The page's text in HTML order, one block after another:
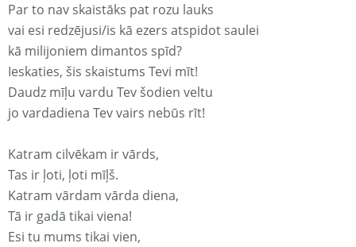
Par to nav skaistāks pat rozu lauks
vai esi redzējusi/is kā ezers atspidot saulei
kā milijoniem dimantos spīd?
Ieskaties, šis skaistums Tevi mīt!
Daudz mīļu vardu Tev šodien veltu
jo vardadiena Tev vairs nebūs rīt!
Katram cilvēkam ir vārds,
Tas ir ļoti, ļoti mīļš.
Katram vārdam vārda diena,
Tā ir gadā tikai viena!
Esi tu mums tikai vien,